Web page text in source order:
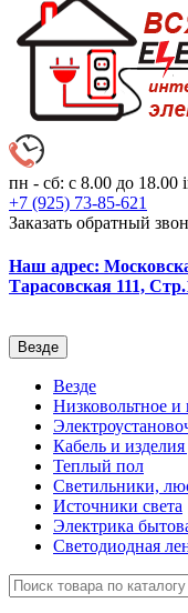
пн - сб: с 8.00 до 18.00
+7 (925) 73-85-621
Заказать обратный
Наш адрес:
Тарасовская 111,
Везде
Везде
Низковольтное
Кабель и
Теплый пол
Светильники,
Источники света
Электрика
Светодиодная